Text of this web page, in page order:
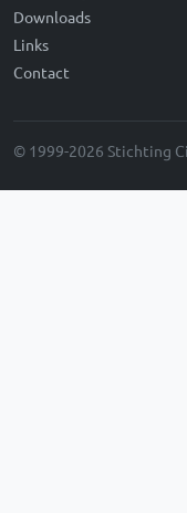
Downloads
Links
Contact
© 1999-2026 Stichting